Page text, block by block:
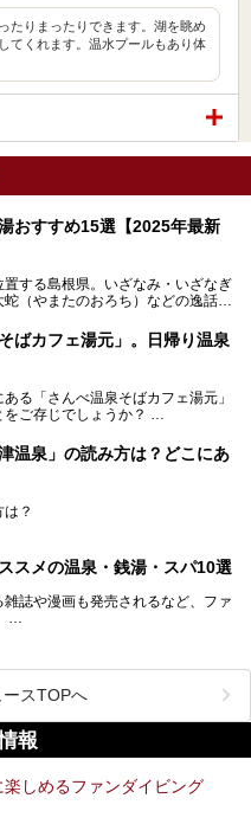
たりまったりできます。湖を眺め
てくれます。温水プールもあり体
おすすめ15選【2025年最新
する島根県。いざなみ・いざなぎ
（やまたのおろち）などの逸話が
雲縁結び空港」への直行便なら、
圏内で到着できるアクセスも魅力
る温泉郷が多くあります。ゆった
の底からのんびりできるスーパー
ばカフェ湯元」。日帰り温泉
る「さんべ温泉そばカフェ湯元」
ご存じでしょうか？
湯元」は日帰り温泉と、名物のそば
新しい営業スタイルで、観光客に限
います。
源泉のお湯をつかった温泉と、美味
り着いているのです。
温泉」の読み方は？どこにあ
は？
スメの温泉・銭湯・スパ10選
誌や漫画も発売されるなど、ファ
ウナと言っても、ドライサウナ、ス
などが存在し、施設によって様々な
ナが楽しめる、島根県内にあるオ
10件まとめてご紹介します。
スTOPへ
報
楽しめるファンダイビング